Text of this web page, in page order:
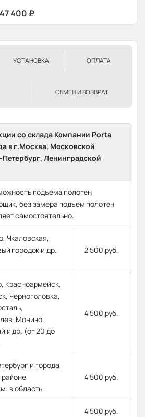
47 400 ₽
УСТАНОВКА ОПЛАТА
ОБМЕН И ВОЗВРАТ
со склада Компании Porta
в г.Москва, Московской
Петербург, Ленинградской
подъема полотен
без замера подъем полотен
самостоятельно.
Чкаловская,
городок и др.
2 500 руб.
Красноармейск,
Черноголовка,
Монино,
и др. (от 20 до
4 500 руб.
и города,
в область.
4 500 руб.
4 500 руб.